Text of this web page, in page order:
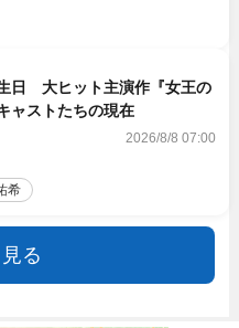
日 大ヒット主演作『女王の
ャストたちの現在
2026/8/8 07:00
希
る